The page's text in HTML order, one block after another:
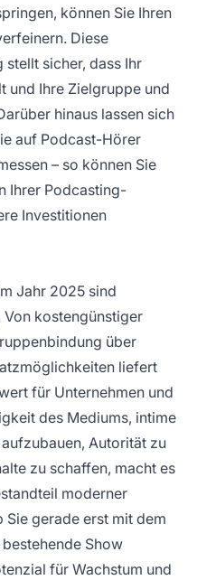
können Sie Ihren
Diese
sicher, dass Ihr
und Ihre Zielgruppe und
hinaus lassen sich
auf Podcast-Hörer
– so können Sie
Ihrer Podcasting-
Investitionen
Jahr 2025 sind
kostengünstiger
über
liefert
für Unternehmen und
des Mediums, intime
Autorität zu
zu schaffen, macht es
moderner
gerade erst mit dem
Show
für Wachstum und